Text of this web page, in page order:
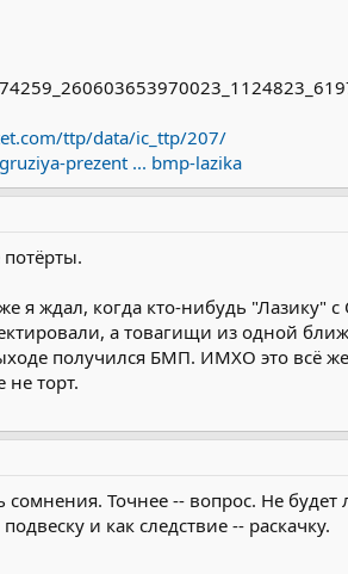
ttp/data/ic_ttp/207/
prezent ... bmp-lazika
я ждал, когда кто-нибудь
а товагищи из одной
получился БМП. ИМХО это всё
торт.
сомнения. Точнее -- вопрос. Не
и как следствие -- раскачку.